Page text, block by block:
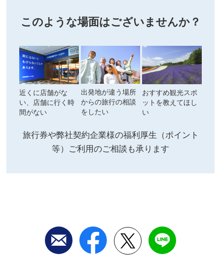
このような場面はございませんか？
近くに店舗がな
い、店舗に行く時
間がない
出発地が違う場所
からの旅行の相談
をしたい
おすすめ観光スポ
ットを教えてほし
い
旅行券や弊社契約企業様の福利厚生（ポイント
等）ご利用のご相談も承ります